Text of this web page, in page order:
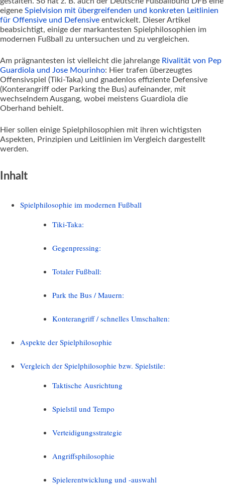
eigene Spielvision mit übergreifenden und konkreten Leitlinien
für Offensive und Defensive entwickelt. Dieser Artikel
beabsichtigt, einige der markantesten Spielphilosophien im
modernen Fußball zu untersuchen und zu vergleichen.
Am prägnantesten ist vielleicht die jahrelange Rivalität von Pep
Guardiola und Jose Mourinho: Hier trafen überzeugtes
Offensivspiel (Tiki-Taka) und gnadenlos effiziente Defensive
(Konterangriff oder Parking the Bus) aufeinander, mit
wechselndem Ausgang, wobei meistens Guardiola die
Oberhand behielt.
Hier sollen einige Spielphilosophien mit ihren wichtigsten
Aspekten, Prinzipien und Leitlinien im Vergleich dargestellt
werden.
Inhalt
Spielphilosophie im modernen Fußball
Tiki-Taka:
Gegenpressing:
Totaler Fußball:
Park the Bus / Mauern:
Konterangriff / schnelles Umschalten:
Aspekte der Spielphilosophie
Vergleich der Spielphilosophie bzw. Spielstile:
Taktische Ausrichtung
Spielstil und Tempo
Verteidigungsstrategie
Angriffsphilosophie
Spielerentwicklung und -auswahl